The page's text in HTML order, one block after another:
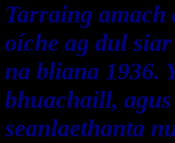
Tarraing amach
oíche ag dul
na bliana 1936.
bhuachaill,
seanlaethanta